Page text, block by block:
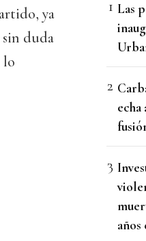
ya
sin duda
lo
Las